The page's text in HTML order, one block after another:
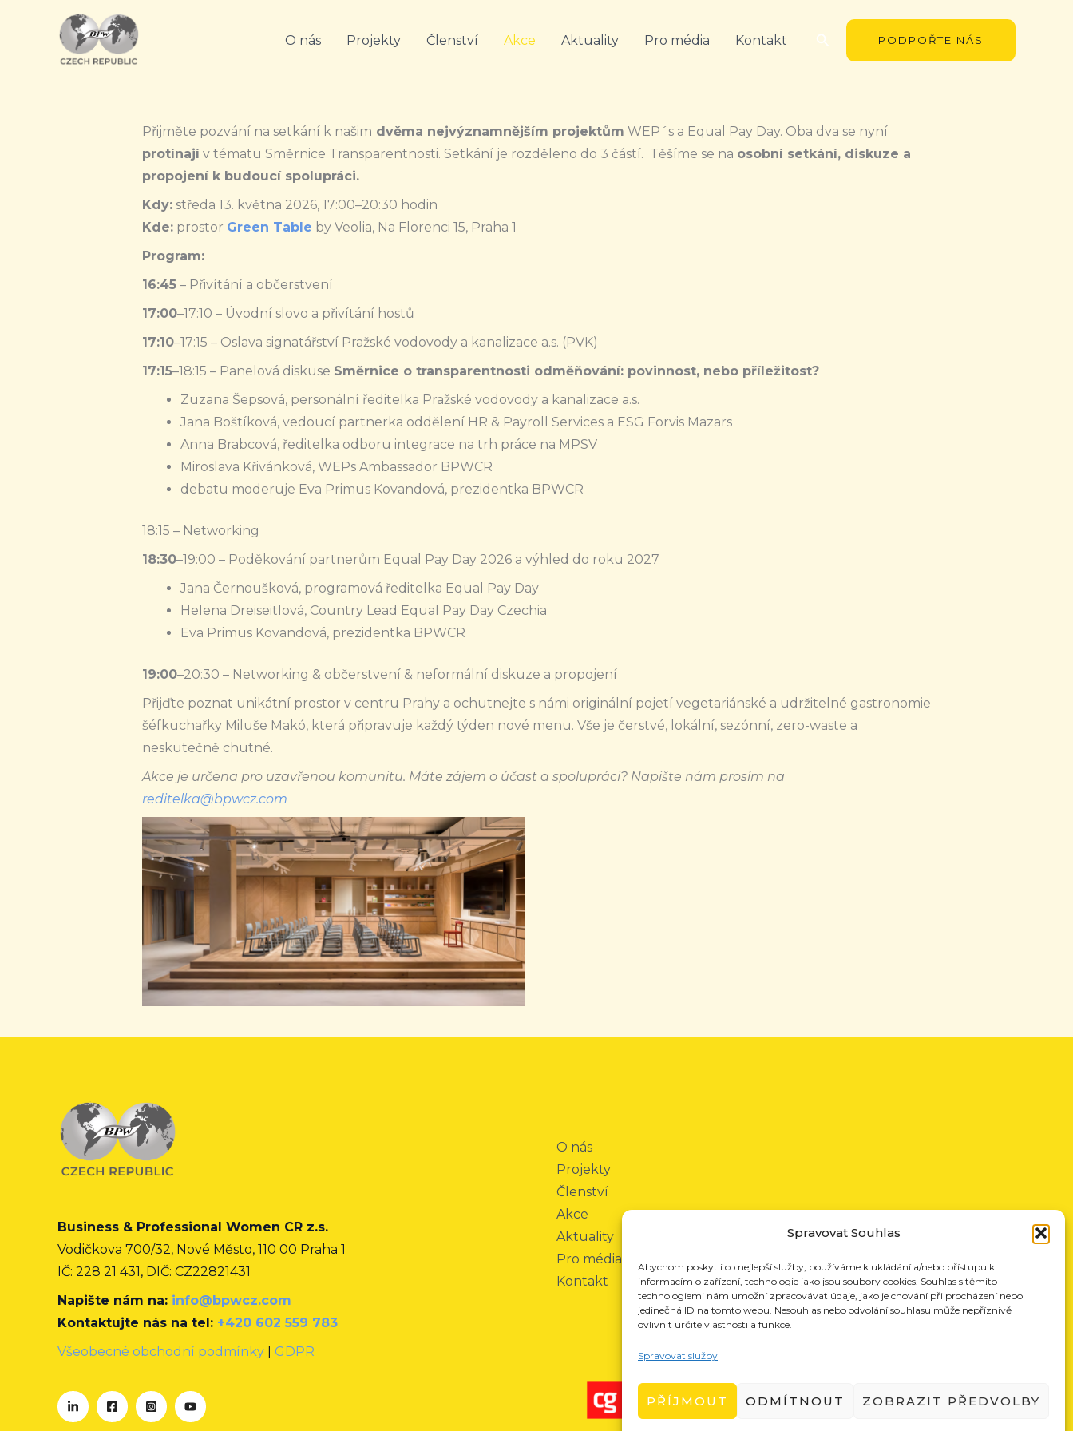
Spravovat Souhlas
Abychom poskytli co nejlepší služby, používáme k ukládání a/nebo přístupu k
informacím o zařízení, technologie jako jsou soubory cookies. Souhlas s těmito
technologiemi nám umožní zpracovávat údaje, jako je chování při procházení nebo
jedinečná ID na tomto webu. Nesouhlas nebo odvolání souhlasu může nepříznivě
ovlivnit určité vlastnosti a funkce.
Spravovat služby
PŘÍJMOUT ODMÍTNOUT ZOBRAZIT PŘEDVOLBY
O nás Projekty Členství Akce Aktuality Pro média Kontakt Hledat PODPOŘTE NÁS
Přijměte pozvání na setkání k našim dvěma nejvýznamnějším projektům WEP´s a Equal Pay Day. Oba dva se nyní
protínají v tématu Směrnice Transparentnosti. Setkání je rozděleno do 3 částí. Těšíme se na osobní setkání, diskuze a
propojení k budoucí spolupráci.
Kdy: středa 13. května 2026, 17:00–20:30 hodin
Kde: prostor Green Table by Veolia, Na Florenci 15, Praha 1
Program:
16:45 – Přivítání a občerstvení
17:00–17:10 – Úvodní slovo a přivítání hostů
17:10–17:15 – Oslava signatářství Pražské vodovody a kanalizace a.s. (PVK)
17:15–18:15 – Panelová diskuse Směrnice o transparentnosti odměňování: povinnost, nebo příležitost?
Zuzana Šepsová, personální ředitelka Pražské vodovody a kanalizace a.s.
Jana Boštíková, vedoucí partnerka oddělení HR & Payroll Services a ESG Forvis Mazars
Anna Brabcová, ředitelka odboru integrace na trh práce na MPSV
Miroslava Křivánková, WEPs Ambassador BPWCR
debatu moderuje Eva Primus Kovandová, prezidentka BPWCR
18:15 – Networking
18:30–19:00 – Poděkování partnerům Equal Pay Day 2026 a výhled do roku 2027
Jana Černoušková, programová ředitelka Equal Pay Day
Helena Dreiseitlová, Country Lead Equal Pay Day Czechia
Eva Primus Kovandová, prezidentka BPWCR
19:00–20:30 – Networking & občerstvení & neformální diskuze a propojení
Přijďte poznat unikátní prostor v centru Prahy a ochutnejte s námi originální pojetí vegetariánské a udržitelné gastronomie
šéfkuchařky Miluše Makó, která připravuje každý týden nové menu. Vše je čerstvé, lokální, sezónní, zero-waste a
neskutečně chutné.
Akce je určena pro uzavřenou komunitu. Máte zájem o účast a spolupráci? Napište nám prosím na
reditelka@bpwcz.com
Business & Professional Women CR z.s.
Vodičkova 700/32, Nové Město, 110 00 Praha 1
IČ: 228 21 431, DIČ: CZ22821431
Napište nám na: info@bpwcz.com
Kontaktujte nás na tel: +420 602 559 783
Všeobecné obchodní podmínky
GDPR
O nás
Projekty
Členství
Akce
Aktuality
Pro média
Kontakt